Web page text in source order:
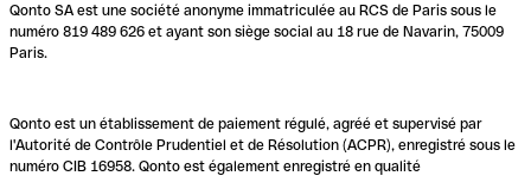
Qonto SA est une société anonyme immatriculée au RCS de Paris sous le
numéro 819 489 626 et ayant son siège social au 18 rue de Navarin, 75009
Paris.
Qonto est un établissement de paiement régulé, agréé et supervisé par
l'Autorité de Contrôle Prudentiel et de Résolution (ACPR), enregistré sous le
numéro CIB 16958. Qonto est également enregistré en qualité